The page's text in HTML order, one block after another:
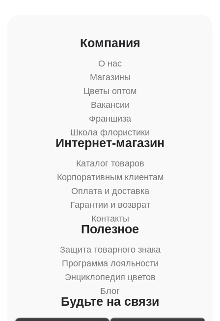
Компания
О нас
Магазины
Цветы оптом
Вакансии
Франшиза
Школа флористики
Интернет-магазин
Каталог товаров
Корпоративным клиентам
Оплата и доставка
Гарантии и возврат
Контакты
Полезное
Защита товарного знака
Программа лояльности
Энциклопедия цветов
Блог
Будьте на связи